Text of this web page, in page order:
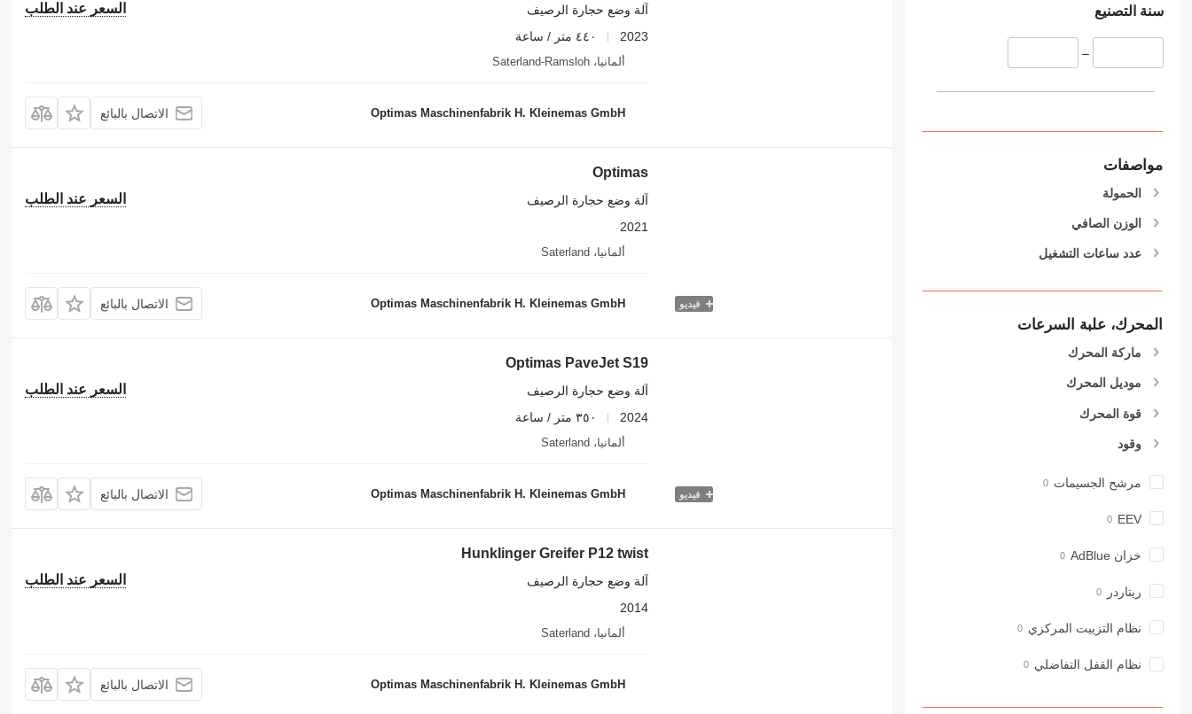
سنة التصنيع
–
مواصفات
الحمولة
الوزن الصافي
عدد ساعات التشغيل
المحرك، علبة السرعات
ماركة المحرك
موديل المحرك
قوة المحرك
وقود
مرشح الجسيمات
EEV
خزان AdBlue
ريتاردر
نظام التزييت المركزي
نظام القفل التفاضلي
السعر عند الطلب
آلة وضع حجارة الرصيف
2023
٤٤٠ متر / ساعة
ألمانيا، Saterland-Ramsloh
Optimas Maschinenfabrik H. Kleinemas GmbH الاتصال بالبائع
فيديو
Optimas
السعر عند الطلب
آلة وضع حجارة الرصيف
2021
ألمانيا، Saterland
Optimas Maschinenfabrik H. Kleinemas GmbH الاتصال بالبائع
فيديو
Optimas PaveJet S19
السعر عند الطلب
آلة وضع حجارة الرصيف
2024
٣٥٠ متر / ساعة
ألمانيا، Saterland
Optimas Maschinenfabrik H. Kleinemas GmbH الاتصال بالبائع
Hunklinger Greifer P12 twist
السعر عند الطلب
آلة وضع حجارة الرصيف
2014
ألمانيا، Saterland
Optimas Maschinenfabrik H. Kleinemas GmbH الاتصال بالبائع